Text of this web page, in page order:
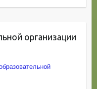
организации